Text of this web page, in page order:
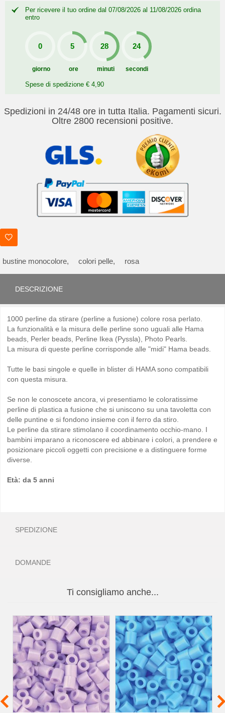
Per ricevere il tuo ordine dal 07/08/2026 al 11/08/2026 ordina
entro
giorno ore minuti secondi
Spese di spedizione € 4,90
Spedizioni in 24/48 ore in tutta Italia. Pagamenti sicuri.
Oltre 2800 recensioni positive.
bustine monocolore, colori pelle, rosa
DESCRIZIONE
1000 perline da stirare (perline a fusione) colore rosa perlato.
La funzionalità e la misura delle perline sono uguali alle Hama
beads, Perler beads, Perline Ikea (Pyssla), Photo Pearls.
La misura di queste perline corrisponde alle "midi" Hama beads.
Tutte le basi singole e quelle in blister di HAMA sono compatibili
con questa misura.
Se non le conoscete ancora, vi presentiamo le coloratissime
perline di plastica a fusione che si uniscono su una tavoletta con
delle puntine e si fondono insieme con il ferro da stiro.
Le perline da stirare stimolano il coordinamento occhio-mano. I
bambini imparano a riconoscere ed abbinare i colori, a prendere e
posizionare piccoli oggetti con precisione e a distinguere forme
diverse.
Età: da 5 anni
SPEDIZIONE
DOMANDE
Ti consigliamo anche...